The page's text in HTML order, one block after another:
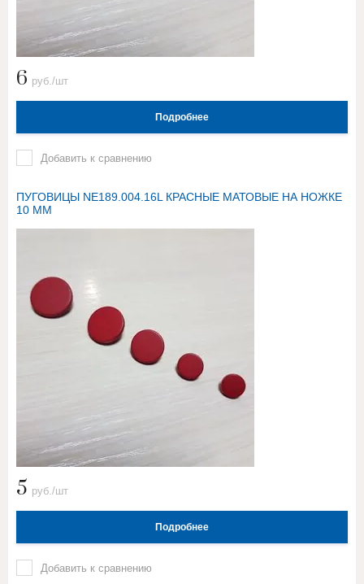
6 руб./шт
Подробнее
Добавить к сравнению
ПУГОВИЦЫ NE189.004.16L КРАСНЫЕ МАТОВЫЕ НА НОЖКЕ
10 ММ
5 руб./шт
Подробнее
Добавить к сравнению